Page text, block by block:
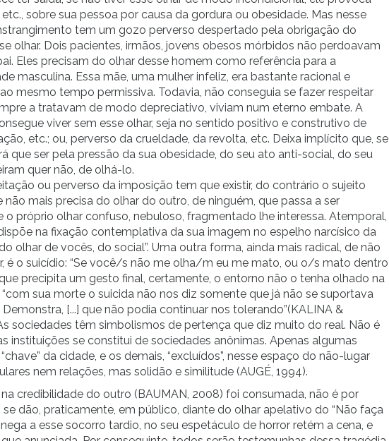
sobre sua pessoa por causa da gordura ou obesidade. Mas nesse
tem um gozo perverso despertado pela obrigação do
olhar. Dois pacientes, irmãos, jovens obesos mórbidos não perdoavam
Eles precisam do olhar desse homem como referência para a
masculina. Essa mãe, uma mulher infeliz, era bastante racional e
mesmo tempo permissiva. Todavia, não conseguia se fazer respeitar
a tratavam de modo depreciativo, viviam num eterno embate. A
viver sem esse olhar, seja no sentido positivo e construtivo de
etc.; ou, perverso da crueldade, da revolta, etc. Deixa implícito que, se
que ser pela pressão da sua obesidade, do seu ato anti-social, do seu
quer não, de olhá-lo.
ou perverso da imposição tem que existir, do contrário o sujeito
não mais precisa do olhar do outro, de ninguém, que passa a ser
o próprio olhar confuso, nebuloso, fragmentado lhe interessa. Atemporal,
na fixação contemplativa da sua imagem no espelho narcísico da
olhar de vocês, do social”. Uma outra forma, ainda mais radical, de não
é o suicídio: “Se você/s não me olha/m eu me mato, ou o/s mato dentro
precipita um gesto final, certamente, o entorno não o tenha olhado na
sua morte o suicida não nos diz somente que já não se suportava
[...] que não podia continuar nos tolerando”(KALINA &
sociedades têm simbolismos de pertença que diz muito do real. Não é
instituições se constitui de sociedades anônimas. Apenas algumas
da cidade, e os demais, “excluídos”, nesse espaço do não-lugar
nem relações, mas solidão e similitude (AUGÉ, 1994).
credibilidade do outro (BAUMAN, 2008) foi consumada, não é por
dão, praticamente, em público, diante do olhar apelativo do “Não faça
a esse socorro tardio, no seu espetáculo de horror retém a cena, e